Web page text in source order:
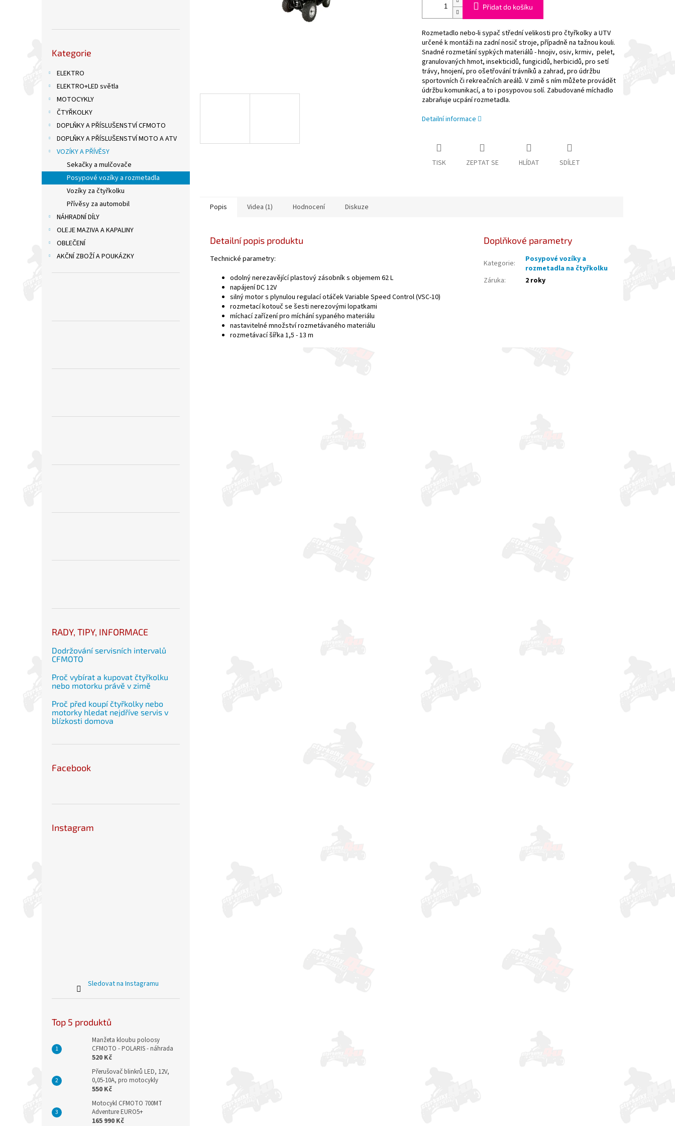
kategorie
Kategorie
ELEKTRO
ELEKTRO+LED světla
MOTOCYKLY
ČTYŘKOLKY
DOPLŇKY A PŘÍSLUŠENSTVÍ CFMOTO
DOPLŇKY A PŘÍSLUŠENSTVÍ MOTO A ATV
VOZÍKY A PŘÍVĚSY
Sekačky a mulčovače
Posypové vozíky a rozmetadla
Vozíky za čtyřkolku
Přívěsy za automobil
NÁHRADNÍ DÍLY
OLEJE MAZIVA A KAPALINY
OBLEČENÍ
AKČNÍ ZBOŽÍ A POUKÁZKY
RADY, TIPY, INFORMACE
Dodržování servisních intervalů
CFMOTO
Proč vybírat a kupovat čtyřkolku
nebo motorku právě v zimě
Proč před koupí čtyřkolky nebo
motorky hledat nejdříve servis v
blízkosti domova
Facebook
Instagram
Sledovat na Instagramu
Top 5 produktů
Manžeta kloubu poloosy
CFMOTO - POLARIS - náhrada
520 Kč
Přerušovač blinkrů LED, 12V,
0,05-10A, pro motocykly
550 Kč
Motocykl CFMOTO 700MT
Adventure EURO5+
165 990 Kč
Přidat do košíku
Rozmetadlo nebo-li sypač střední velikosti pro čtyřkolky a UTV
určené k montáži na zadní nosič stroje, případně na tažnou kouli.
Snadné rozmetání sypkých materiálů - hnojiv, osiv, krmiv, pelet,
granulovaných hmot, insekticidů, fungicidů, herbicidů, pro setí
trávy, hnojení, pro ošetřování trávníků a zahrad, pro údržbu
sportovních či rekreačních areálů. V zimě s ním můžete provádět
údržbu komunikací, a to i posypovou solí. Zabudované míchadlo
zabraňuje ucpání rozmetadla.
Detailní informace
TISK ZEPTAT SE HLÍDAT SDÍLET
Popis Videa (1) Hodnocení Diskuze
Detailní popis produktu
Technické parametry:
odolný nerezavějící plastový zásobník s objemem 62 L
napájení DC 12V
silný motor s plynulou regulací otáček Variable Speed Control (VSC-10)
rozmetací kotouč se šesti nerezovými lopatkami
míchací zařízení pro míchání sypaného materiálu
nastavitelné množství rozmetávaného materiálu
rozmetávací šířka 1,5 - 13 m
Doplňkové parametry
Kategorie:
Posypové vozíky a
rozmetadla na čtyřkolku
Záruka: 2 roky